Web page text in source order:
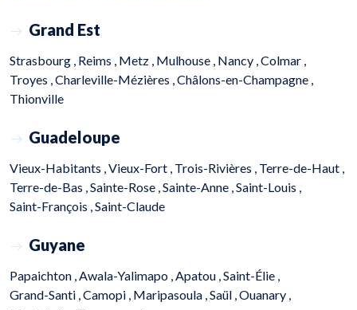
Grand Est
Strasbourg , Reims , Metz , Mulhouse , Nancy ,Colmar ,
Troyes ,Charleville-Mézières ,Châlons-en-Champagne ,
Thionville
Guadeloupe
Vieux-Habitants ,Vieux-Fort , Trois-Rivières , Terre-de-Haut ,
Terre-de-Bas ,Sainte-Rose ,Sainte-Anne ,Saint-Louis ,
Saint-François ,Saint-Claude
Guyane
Papaichton ,Awala-Yalimapo ,Apatou ,Saint-Élie ,
Grand-Santi ,Camopi , Maripasoula ,Saül ,Ouanary ,